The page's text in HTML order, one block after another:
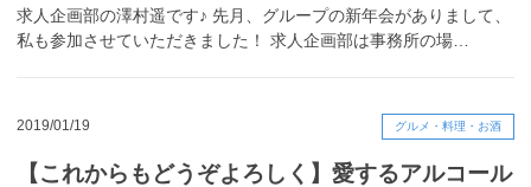
求人企画部の澤村遥です♪ 先月、グループの新年会がありまして、
私も参加させていただきました！ 求人企画部は事務所の場…
2019/01/19 グルメ・料理・お酒
【これからもどうぞよろしく】愛するアルコール